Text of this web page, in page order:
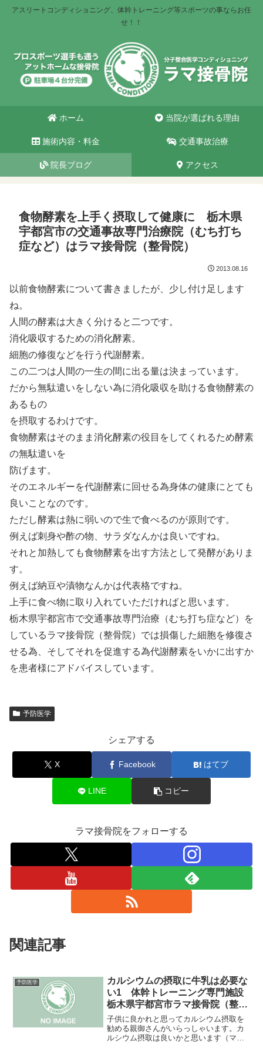
アスリートコンディショニング、体幹トレーニング等スポーツの事ならお任
せ！！
ホーム 当院が選ばれる理由
施術内容・料金 交通事故治療
院長ブログ アクセス
食物酵素を上手く摂取して健康に 栃木県
宇都宮市の交通事故専門治療院（むち打ち
症など）はラマ接骨院（整骨院）
2013.08.16
以前食物酵素について書きましたが、少し付け足します
ね。
人間の酵素は大きく分けると二つです。
消化吸収するための消化酵素。
細胞の修復などを行う代謝酵素。
この二つは人間の一生の間に出る量は決まっています。
だから無駄遣いをしない為に消化吸収を助ける食物酵素の
あるもの
を摂取するわけです。
食物酵素はそのまま消化酵素の役目をしてくれるため酵素
の無駄遣いを
防げます。
そのエネルギーを代謝酵素に回せる為身体の健康にとても
良いことなのです。
ただし酵素は熱に弱いので生で食べるのが原則です。
例えば刺身や酢の物、サラダなんかは良いですね。
それと加熱しても食物酵素を出す方法として発酵がありま
す。
例えば納豆や漬物なんかは代表格ですね。
上手に食べ物に取り入れていただければと思います。
栃木県宇都宮市で交通事故専門治療（むち打ち症など）を
しているラマ接骨院（整骨院）では損傷した細胞を修復さ
せる為、そしてそれを促進する為代謝酵素をいかに出すか
を患者様にアドバイスしています。
予防医学
シェアする
X Facebook はてブ
LINE コピー
ラマ接骨院をフォローする
関連記事
予防医学
カルシウムの摂取に牛乳は必要な
い1 体幹トレーニング専門施設
栃木県宇都宮市ラマ接骨院（整骨
院）
子供に良かれと思ってカルシウム摂取を
勧める親御さんがいらっしゃいます。カ
ルシウム摂取は良いかと思います（マグ